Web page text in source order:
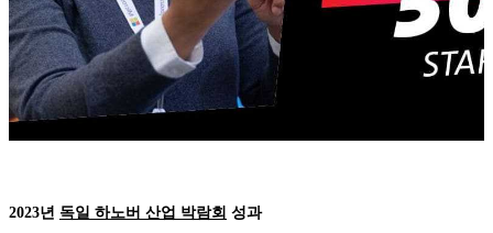
2023년 독일 하노버 산업 박람회 성과